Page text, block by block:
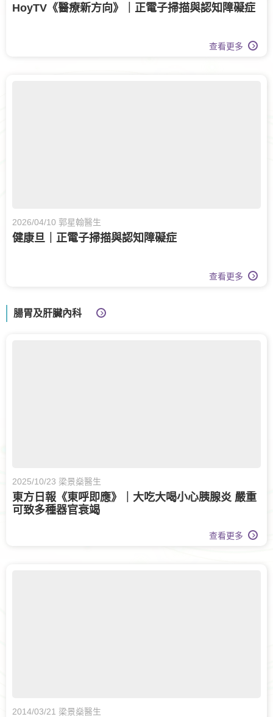
HoyTV《醫療新方向》｜正電子掃描與認知障礙症
查看更多
2026/04/10 郭星翰醫生
健康旦｜正電子掃描與認知障礙症
查看更多
腸胃及肝臟內科
2025/10/23 梁景燊醫生
東方日報《東呼即應》｜大吃大喝小心胰腺炎 嚴重
可致多種器官衰竭
查看更多
2014/03/21 梁景燊醫生